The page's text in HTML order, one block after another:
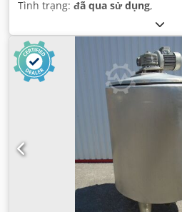
Tình trạng: đã qua sử dụng,